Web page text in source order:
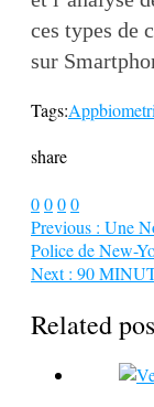
ces types de
sur
Tags:App
share
0000
Previous : Une
Police de New-
Next : 90
Related